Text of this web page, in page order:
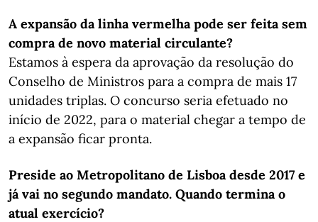
A expansão da linha vermelha pode ser feita sem
compra de novo material circulante?
Estamos à espera da aprovação da resolução do
Conselho de Ministros para a compra de mais 17
unidades triplas. O concurso seria efetuado no
início de 2022, para o material chegar a tempo de
a expansão ficar pronta.
Preside ao Metropolitano de Lisboa desde 2017 e
já vai no segundo mandato. Quando termina o
atual exercício?